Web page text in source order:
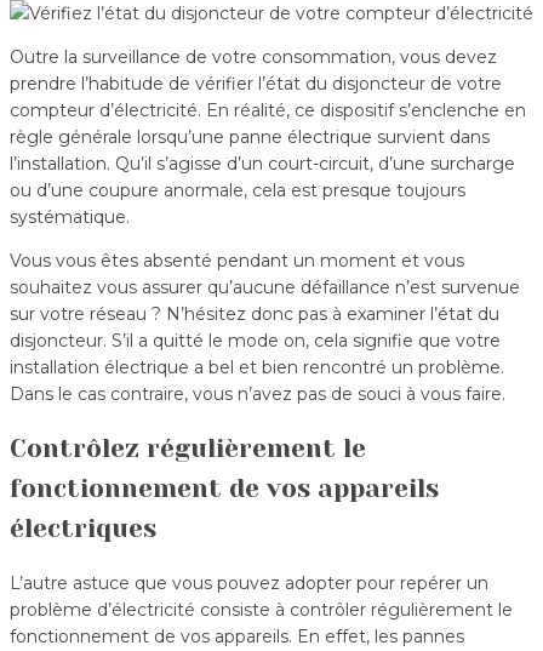
Outre la surveillance de votre consommation, vous devez
prendre l’habitude de vérifier l’état du disjoncteur de votre
compteur d’électricité. En réalité, ce dispositif s’enclenche en
règle générale lorsqu’une panne électrique survient dans
l’installation. Qu’il s’agisse d’un court-circuit, d’une surcharge
ou d’une coupure anormale, cela est presque toujours
systématique.
Vous vous êtes absenté pendant un moment et vous
souhaitez vous assurer qu’aucune défaillance n’est survenue
sur votre réseau ? N’hésitez donc pas à examiner l’état du
disjoncteur. S’il a quitté le mode on, cela signifie que votre
installation électrique a bel et bien rencontré un problème.
Dans le cas contraire, vous n’avez pas de souci à vous faire.
Contrôlez régulièrement le
fonctionnement de vos appareils
électriques
L’autre astuce que vous pouvez adopter pour repérer un
problème d’électricité consiste à contrôler régulièrement le
fonctionnement de vos appareils. En effet, les pannes